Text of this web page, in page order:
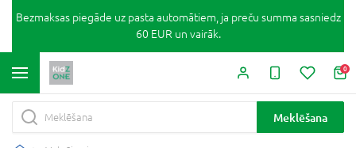
Bezmaksas piegāde uz pasta automātiem, ja preču summa sasniedz
60 EUR un vairāk.
0
Meklēšana